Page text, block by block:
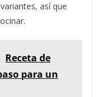
así que
Receta de
para un